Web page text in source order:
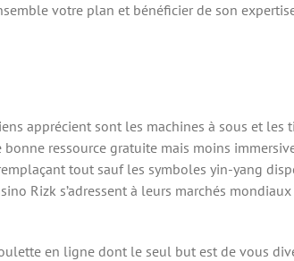
votre plan et bénéficier de son
apprécient sont les machines à sous et les
ressource gratuite mais moins
tout sauf les symboles yin-yang
Rizk s’adressent à leurs marchés
en ligne dont le seul but est de vous